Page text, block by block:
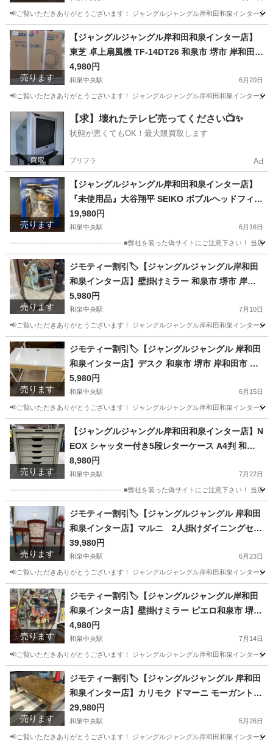
📢ご覧いただきありがとうございます！ ジャングルジャングル岸和田和泉インター
大阪 和泉市 和泉中央駅 生活家電 ジャングル
売ります
【ジャングルジャングル岸和田和泉インター店】
東芝 卓上扇風機 TF-14DT26 和泉市 堺市 岸和田市
泉大津市 高石市 泉北郡熊取町
4,980円
和泉中央駅 6月20日
📢ご覧いただきありがとうございます！ ジャングルジャングル岸和田和泉インター
大阪 和泉市 和泉中央駅 季節、空調家電 ジャングル
【求】壊れたテレビ売ってください📺✨
状態が悪くてもOK！最大限買取します
プリフラ Ad
売ります
【ジャングルジャングル岸和田和泉インター店】
『未使用品』大谷翔平 SEIKO ボブルヘッドフィギ
ュア 和泉市 堺市 岸和田市 泉大津市 高石市 泉北郡
熊取町
19,980円
和泉中央駅 6月16日
---------------------------------------------- ■弊社を装った偽サイトにご注意下さい！ 当店の
大阪 和泉市 フィギュア ボブルヘッド
売ります
ジモティー割引🏷️【ジャングルジャングル岸和田
和泉インター店】壁掛けミラー 和泉市 堺市 岸和
田市 泉大津市 高石市 泉北郡熊取町
5,980円
和泉中央駅 7月10日
📢ご覧いただきありがとうございます！ ジャングルジャングル岸和田和泉インター
大阪 和泉市 ミラー/鏡 ジャングル
売ります
ジモティー割引🏷️【ジャングルジャングル 岸和田
和泉インター店】デスク 和泉市 堺市 岸和田市 泉
大津市 高石市 泉北郡熊取町
5,980円
和泉中央駅 6月15日
📢ご覧いただきありがとうございます！ ジャングルジャングル岸和田和泉インター
大阪 和泉市 和泉中央駅 テーブル ジャングル
売ります
【ジャングルジャングル岸和田和泉インター店】N
EOX シャッター付き5段レターケース A4判 和泉
市 堺市 岸和田市 泉大津市 高石市 泉北郡熊取町
8,980円
和泉中央駅 7月22日
---------------------------------------------- ■弊社を装った偽サイトにご注意下さい！ 当店の
大阪 和泉市 オフィス用家具
売ります
ジモティー割引🏷️【ジャングルジャングル 岸和田
和泉インター店】マルニ 2人掛けダイニングセッ
ト 和泉市 堺市 岸和田市 泉大津市 高石市 泉北郡熊
取町
39,980円
和泉中央駅 6月23日
📢ご覧いただきありがとうございます！ ジャングルジャングル岸和田和泉インター
大阪 和泉市 ダイニングセット ジャングル
売ります
ジモティー割引🏷️【ジャングルジャングル岸和田
和泉インター店】壁掛けミラー ピエロ和泉市 堺市
岸和田市 泉大津市 高石市 泉北郡熊取町
4,980円
和泉中央駅 7月14日
📢ご覧いただきありがとうございます！ ジャングルジャングル岸和田和泉インター
大阪 和泉市 ミラー/鏡 ジャングル
売ります
ジモティー割引🏷️【ジャングルジャングル 岸和田
和泉インター店】カリモク ドマーニ モーガントン
リビングテーブル 和泉市 堺市 岸和田市 泉大津市
高石市 泉北郡熊取町
29,980円
和泉中央駅 5月26日
📢ご覧いただきありがとうございます！ ジャングルジャングル岸和田和泉インター